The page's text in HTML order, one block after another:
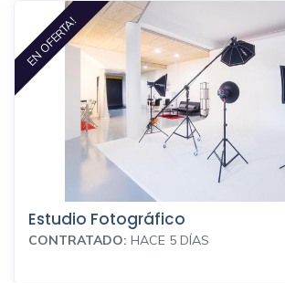
EN OFERTA!
Estudio Fotográfico
CONTRATADO: HACE 5 DÍAS